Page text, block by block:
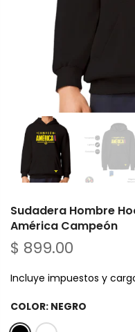
Sudadera Hombre
América Campeón
$ 899.00
Incluye impuestos y
COLOR: NEGRO